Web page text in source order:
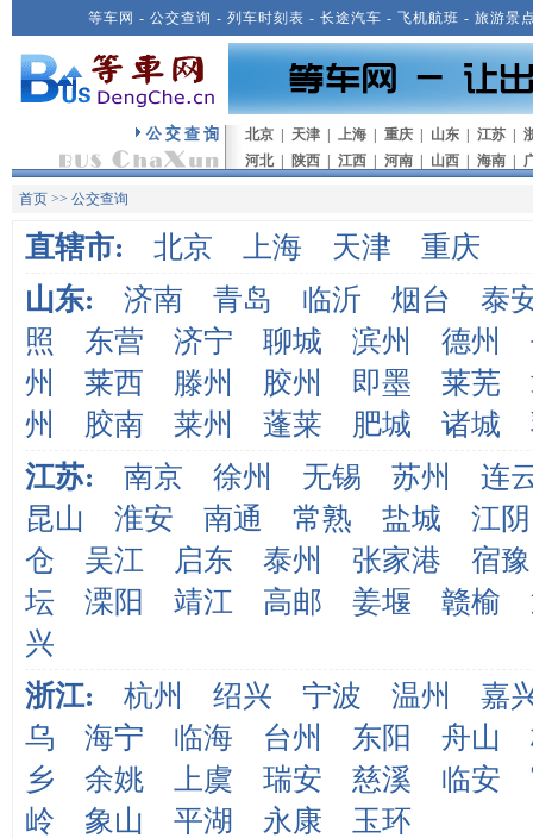
等车网 - 公交查询 - 列车时刻表 - 长途汽车 - 飞机航班 - 旅游景
北京 天津 上海 重庆 山东 江苏
河北
陕西 江西 河南 山西 海南
首页 >> 公交查询
直辖市: 北京 上海 天津
重庆
山东:
济南 青岛 临沂 烟台
泰
照
东营 济宁 聊城 滨州 德州
州
莱西 滕州 胶州 即墨 莱芜
州
胶南 莱州 蓬莱 肥城 诸城
江苏:
南京 徐州 无锡 苏州
连
昆山
淮安 南通 常熟 盐城
江阴
仓
吴江 启东 泰州 张家港
宿豫
坛
溧阳 靖江 高邮 姜堰 赣榆
兴
浙江:
杭州 绍兴 宁波 温州
嘉
乌
海宁 临海 台州 东阳 舟山
乡
余姚 上虞 瑞安 慈溪 临安
岭
象山 平湖 永康
玉环